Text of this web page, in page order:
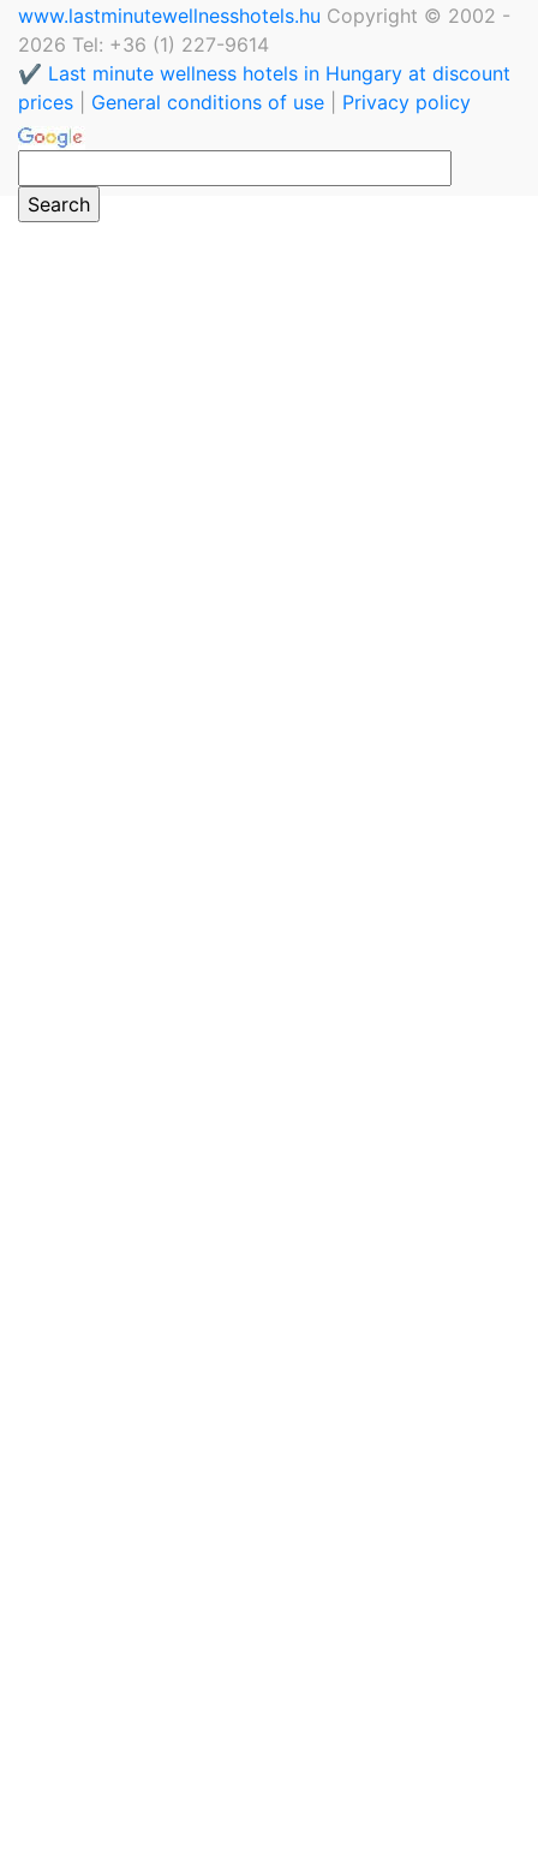
www.lastminutewellnesshotels.hu Copyright © 2002 -
2026 Tel: +36 (1) 227-9614
✔️ Last minute wellness hotels in Hungary at discount
prices
General conditions of use Privacy policy